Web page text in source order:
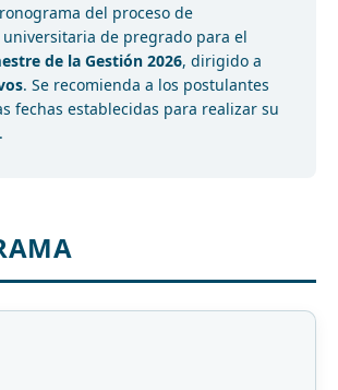
del proceso de
de pregrado para el
de la Gestión 2026, dirigido a
. Se recomienda a los postulantes
fechas establecidas para realizar su